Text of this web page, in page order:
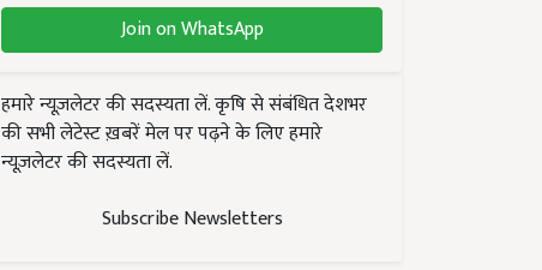
Join on WhatsApp
हमारे न्यूज़लेटर की सदस्यता लें. कृषि से संबंधित देशभर
की सभी लेटेस्ट ख़बरें मेल पर पढ़ने के लिए हमारे
न्यूज़लेटर की सदस्यता लें.
Subscribe Newsletters